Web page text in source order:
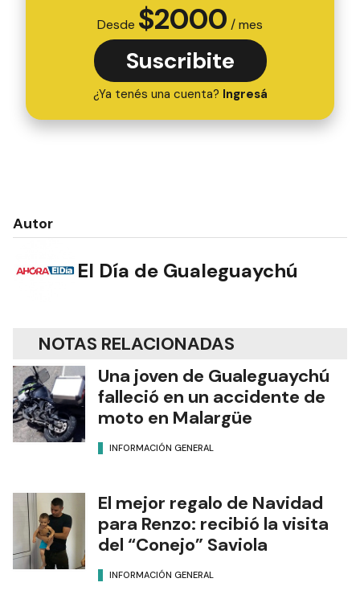
Desde $2000 / mes
Suscribite
¿Ya tenés una cuenta? Ingresá
Autor
El Día de Gualeguaychú
NOTAS RELACIONADAS
Una joven de Gualeguaychú
falleció en un accidente de
moto en Malargüe
INFORMACIÓN GENERAL
El mejor regalo de Navidad
para Renzo: recibió la visita
del “Conejo” Saviola
INFORMACIÓN GENERAL